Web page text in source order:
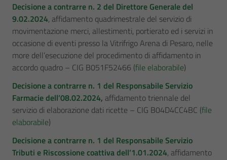
Decisione a contrarre n. 2 del Direttore Generale del
9.02.2024, affidamento quadrimestrale del servizio di
movimentazione merci, allestimenti, portierato ed i servizi in
occasione di eventi presso la Vitrifrigo Arena di Pesaro, nelle
more dell’esecuzione del procedimento di affidamento in
accordo quadro – CIG B051F52466 (file elaborabile)
Decisione a contrarre n. 1 del Responsabile Servizio
Farmacie dell’08.02.2024, affidamento triennale del
servizio di elaborazione dati ricette – CIG B04D4CC4BC (file
elaborabile)
Decisione a contrarre n. 1 del Responsabile Servizio
Tributi e Riscossione coattiva dell’1.01.2024, affidamento